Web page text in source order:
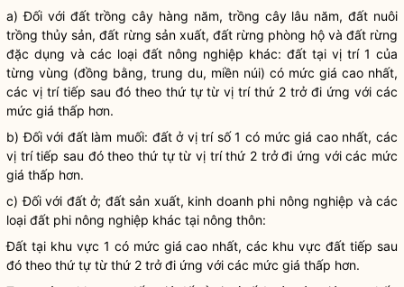
a) Đối với đất trồng cây hàng năm, trồng cây lâu năm, đất nuôi
trồng thủy sản, đất rừng sản xuất, đất rừng phòng hộ và đất rừng
đặc dụng và các loại đất nông nghiệp khác: đất tại vị trí 1 của
từng vùng (đồng bằng, trung du, miền núi) có mức giá cao nhất,
các vị trí tiếp sau đó theo thứ tự từ vị trí thứ 2 trở đi ứng với các
mức giá thấp hơn.
b) Đối với đất làm muối: đất ở vị trí số 1 có mức giá cao nhất, các
vị trí tiếp sau đó theo thứ tự từ vị trí thứ 2 trở đi ứng với các mức
giá thấp hơn.
c) Đối với đất ở; đất sản xuất, kinh doanh phi nông nghiệp và các
loại đất phi nông nghiệp khác tại nông thôn:
Đất tại khu vực 1 có mức giá cao nhất, các khu vực đất tiếp sau
đó theo thứ tự từ thứ 2 trở đi ứng với các mức giá thấp hơn.